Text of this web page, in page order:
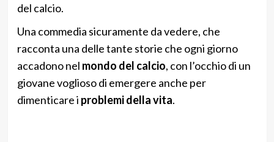
del calcio.
Una commedia sicuramente da vedere, che
racconta una delle tante storie che ogni giorno
accadono nel mondo del calcio, con l’occhio di un
giovane voglioso di emergere anche per
dimenticare i problemi della vita.